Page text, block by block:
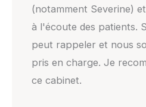
(notamment Severine)
à l'écoute des patients.
peut rappeler et nous
pris en charge. Je
ce cabinet.